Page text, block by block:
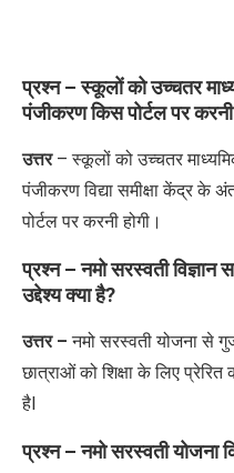
प्रश्न – स्कूलों को उच्चतर
पंजीकरण किस पोर्टल पर करनी
उत्तर – स्कूलों को उच्चतर
पंजीकरण विद्या समीक्षा केंद्र के
पोर्टल पर करनी होगी।
प्रश्न –नमो सरस्वती विज्ञान
उद्देश्य क्या है?
उत्तर – नमो सरस्वती योजना से
छात्राओं को शिक्षा के लिए
हैI
प्रश्न –नमो सरस्वती योजना